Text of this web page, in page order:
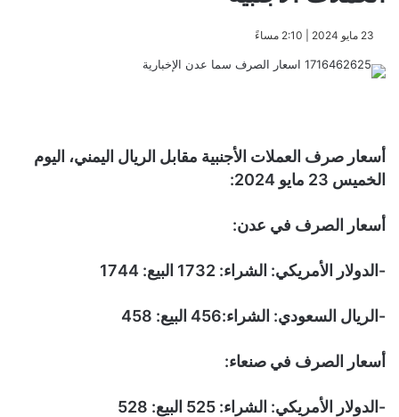
​23 مايو 2024 | 2:10 مساءً
أسعار صرف العملات الأجنبية مقابل الريال اليمني، اليوم
الخميس 23 مايو 2024:
أسعار الصرف في عدن:
-الدولار الأمريكي: الشراء: 1732 البيع: 1744
-الريال السعودي: الشراء:456 البيع: 458
أسعار الصرف في صنعاء:
-الدولار الأمريكي: الشراء: 525 البيع: 528